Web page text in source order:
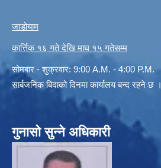
जाडोयाम
कार्त्तिक १६ गते देखि माघ १५ गतेसम्म
सोमबार - शुक्रवार: 9:00 A.M. - 4:00 P.M.
सार्बजनिक बिदाको दिनमा कार्यालय बन्द रहने छ ।
गुनासो सुन्ने अधिकारी